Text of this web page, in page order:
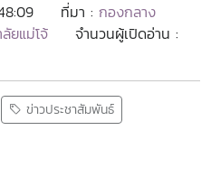
ที่มา : กองกลาง
ยแม่โจ้
จำนวนผู้เปิดอ่าน :
ข่าวประชาสัมพันธ์